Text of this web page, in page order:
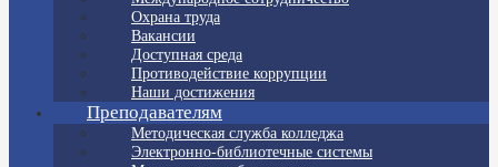
Охрана труда
Вакансии
Доступная среда
Противодействие коррупции
Наши достижения
Преподавателям
Методическая служба колледжа
Электронно-библиотечные системы